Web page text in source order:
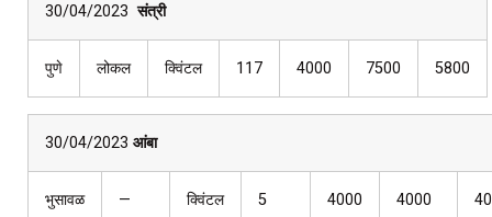
30/04/2023संत्री
पुणे लोकल क्विंटल 117 4000 7500 5800
30/04/2023 आंबा
भुसावळ — क्विंटल 5 4000 4000